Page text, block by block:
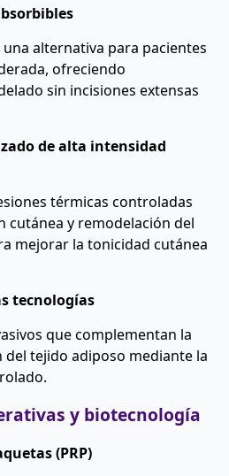
alternativa para pacientes
ofreciendo
sin incisiones extensas
de alta intensidad
térmicas controladas
cutánea y remodelación del
mejorar la tonicidad cutánea
tecnologías
que complementan la
tejido adiposo mediante la
y biotecnología
(PRP)